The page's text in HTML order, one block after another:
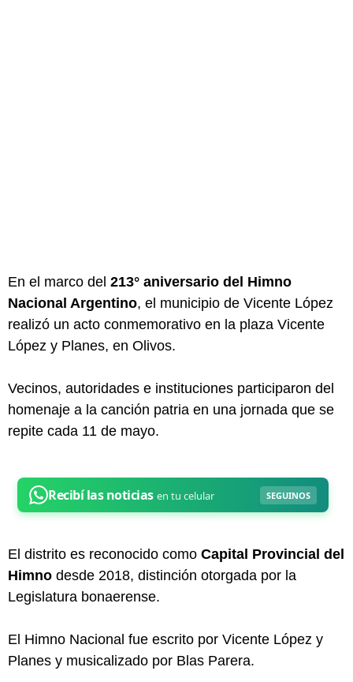
En el marco del 213° aniversario del Himno
Nacional Argentino, el municipio de Vicente López
realizó un acto conmemorativo en la plaza Vicente
López y Planes, en Olivos.
Vecinos, autoridades e instituciones participaron del
homenaje a la canción patria en una jornada que se
repite cada 11 de mayo.
El distrito es reconocido como Capital Provincial del
Himno desde 2018, distinción otorgada por la
Legislatura bonaerense.
El Himno Nacional fue escrito por Vicente López y
Planes y musicalizado por Blas Parera.